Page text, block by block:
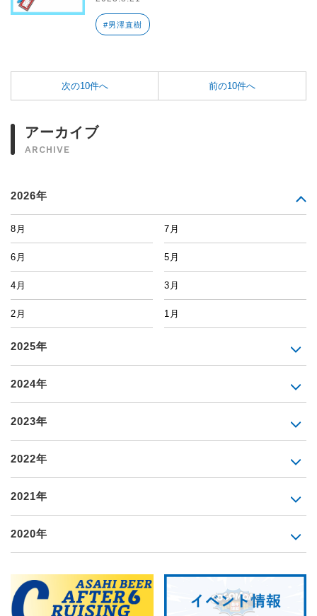
#男澤直樹
次の10件へ 前の10件へ
アーカイブ
ARCHIVE
2026年
8月 7月
6月 5月
4月 3月
2月 1月
2025年
2024年
2023年
2022年
2021年
2020年